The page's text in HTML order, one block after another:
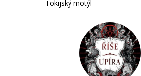
Tokijský motýl